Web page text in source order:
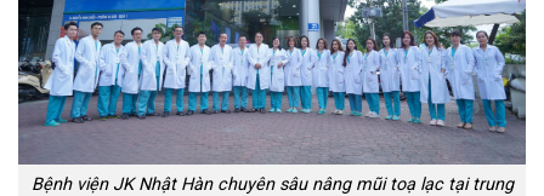
Bệnh viện JK Nhật Hàn chuyên sâu nâng mũi toạ lạc tại trung